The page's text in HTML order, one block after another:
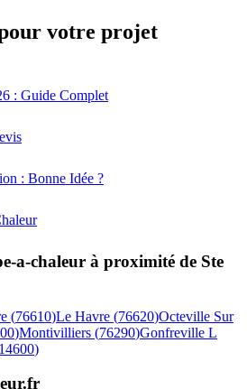
votre projet
: Guide Complet
: Bonne Idée ?
a-chaleur à proximité de Ste
(76610)Le Havre (76620)Octeville Sur
)Montivilliers (76290)Gonfreville L
14600)
.fr